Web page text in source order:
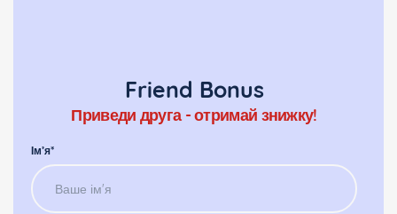
Friend Bonus
Приведи друга - отримай знижку!
Ім’я*